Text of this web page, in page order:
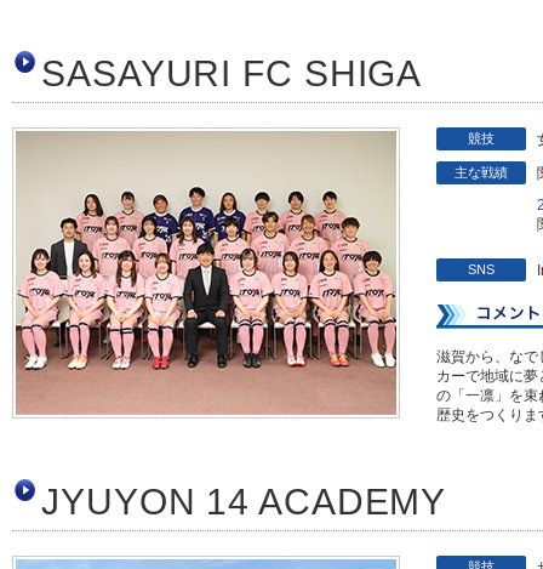
SASAYURI FC SHIGA
競技
主な戦績
SNS
滋賀から、なで
カーで地域に
の「一凛」を束
歴史をつくり
JYUYON 14 ACADEMY
競技